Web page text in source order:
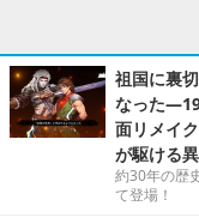
祖国に裏
なった
面リメイ
が駆ける
約30年の歴
て登場！